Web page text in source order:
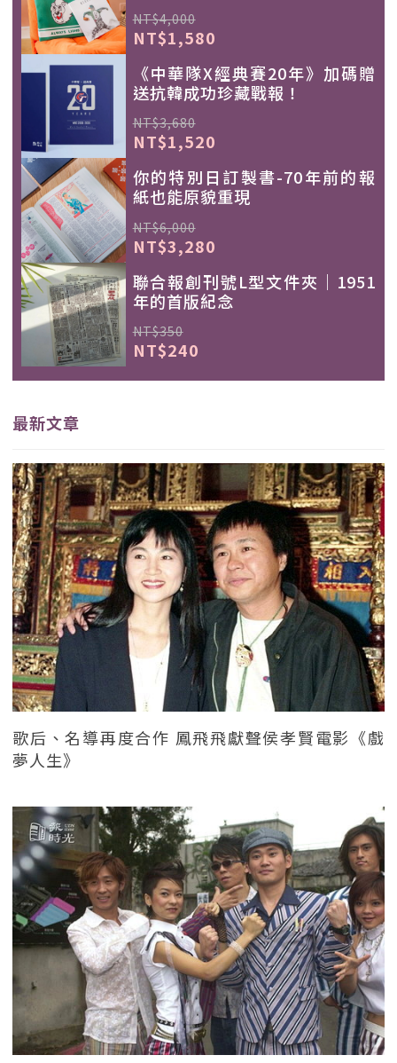
NT$4,000
NT$1,580
《中華隊X經典賽20年》加碼贈
送抗韓成功珍藏戰報！
NT$3,680
NT$1,520
你的特別日訂製書-70年前的報
紙也能原貌重現
NT$6,000
NT$3,280
聯合報創刊號L型文件夾｜1951
年的首版紀念
NT$350
NT$240
最新文章
歌后、名導再度合作 鳳飛飛獻聲侯孝賢電影《戲
夢人生》